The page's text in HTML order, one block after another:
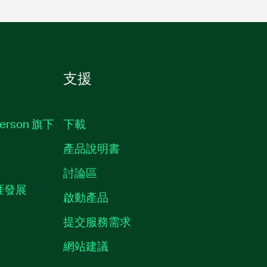
旗下
發展
支援
下載
產品說明書
討論區
啟動產品
提交服務需求
網站建議